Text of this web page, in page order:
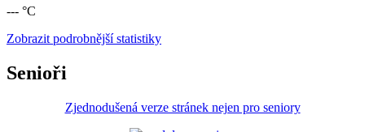
--- °C
Zobrazit podrobnější statistiky
Senioři
Zjednodušená verze stránek nejen pro seniory